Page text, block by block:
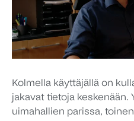
Kolmella käyttäjällä on
jakavat tietoja keskenään.
uimahallien parissa,